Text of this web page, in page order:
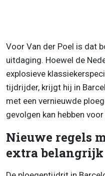
Voor Van der Poel is dat
uitdaging. Hoewel de
explosieve
tijdrijder, krijgt hij in
met een vernieuwde
gevolgen kan hebben
Nieuwe regels
extra belangrijk